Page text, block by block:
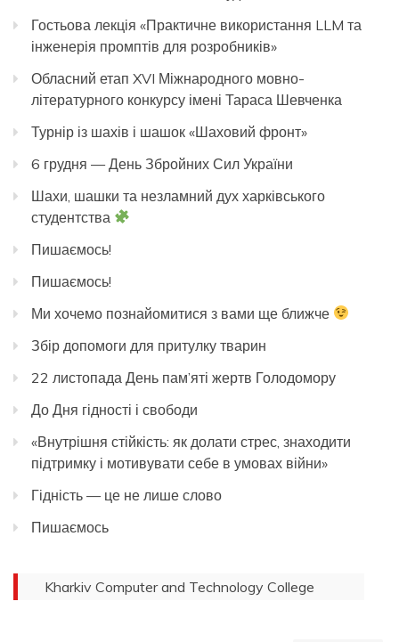
Гостьова лекція «Практичне використання LLM та
інженерія промптів для розробників»
Обласний етап XVI Міжнародного мовно-
літературного конкурсу імені Тараса Шевченка
Турнір із шахів і шашок «Шаховий фронт»
6 грудня — День Збройних Сил України
Шахи, шашки та незламний дух харківського
студентства
Пишаємось!
Пишаємось!
Ми хочемо познайомитися з вами ще ближче
Збір допомоги для притулку тварин
22 листопада День пам’яті жертв Голодомору
До Дня гідності і свободи
«Внутрішня стійкість: як долати стрес, знаходити
підтримку і мотивувати себе в умовах війни»
Гідність — це не лише слово
Пишаємось
Kharkiv Computer and Technology College